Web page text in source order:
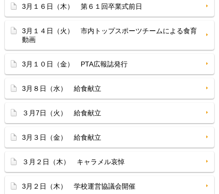
3月１６日（木） 第６１回卒業式前日
3月１４日（火） 市内トップスポーツチームによる食育
動画
3月１０日（金） PTA広報誌発行
3月８日（水） 給食献立
３月7日（火） 給食献立
3月３日（金） 給食献立
３月２日（木） キャラメル哀悼
3月２日（木） 学校運営協議会開催